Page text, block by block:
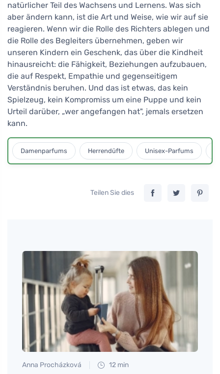
natürlicher Teil des Wachsens und Lernens. Was sich
aber ändern kann, ist die Art und Weise, wie wir auf sie
reagieren. Wenn wir die Rolle des Richters ablegen und
die Rolle des Begleiters übernehmen, geben wir
unseren Kindern ein Geschenk, das über die Kindheit
hinausreicht: die Fähigkeit, Beziehungen aufzubauen,
die auf Respekt, Empathie und gegenseitigem
Verständnis beruhen. Und das ist etwas, das kein
Spielzeug, kein Kompromiss um eine Puppe und kein
Urteil darüber, „wer angefangen hat", jemals ersetzen
kann.
Damenparfums Herrendüfte Unisex-Parfums
Teilen Sie dies
Anna Procházková 12 min